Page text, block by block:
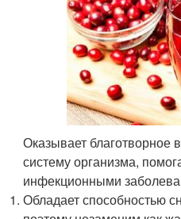
Оказывает
систему организма,
инфекционными
Обладает способностью